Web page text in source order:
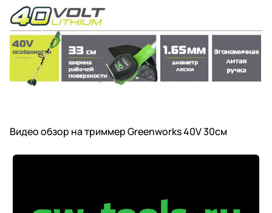
Видео обзор на триммер Greenworks 40V 30см